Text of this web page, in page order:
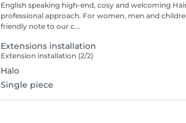
English speaking high-end, cosy and welcoming
professional approach. For women, men and
friendly note to our c...
Extensions installation
Extension installation (2/2)
Halo
Single piece